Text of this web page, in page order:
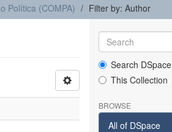
Política (COMPA) Filter by: Author
Search DSpace
This Collection
BROWSE
All of DSpace